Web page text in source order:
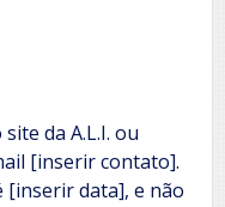
da A.L.I. ou
[inserir contato].
[inserir data], e não